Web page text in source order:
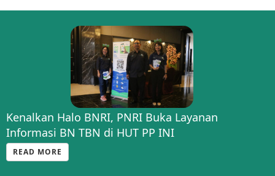
Kenalkan Halo BNRI, PNRI Buka Layanan
Informasi BN TBN di HUT PP INI
READ MORE